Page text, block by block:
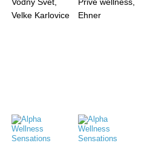
Velke Karlovice
Ehner